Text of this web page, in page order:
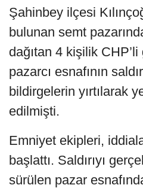
Şahinbey ilçesi
bulunan semt
dağıtan 4 kişilik
pazarcı esnafının
bildirgelerin yırtılarak
edilmişti.
Emniyet ekipleri,
başlattı. Saldırıyı
sürülen pazar